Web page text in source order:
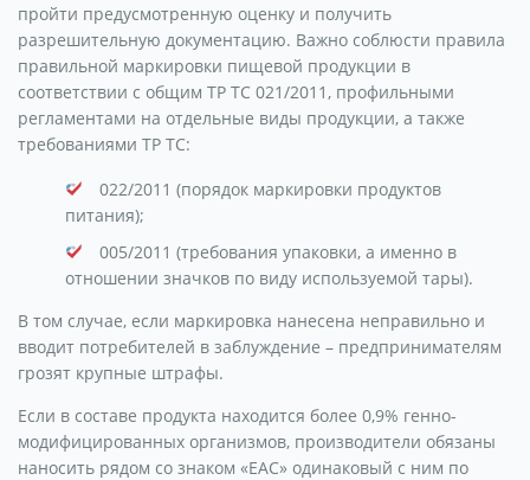
пройти предусмотренную оценку и получить
разрешительную документацию. Важно соблюсти правила
правильной маркировки пищевой продукции в
соответствии с общим ТР ТС 021/2011, профильными
регламентами на отдельные виды продукции, а также
требованиями ТР ТС:
022/2011 (порядок маркировки продуктов
питания);
005/2011 (требования упаковки, а именно в
отношении значков по виду используемой тары).
В том случае, если маркировка нанесена неправильно и
вводит потребителей в заблуждение – предпринимателям
грозят крупные штрафы.
Если в составе продукта находится более 0,9% генно-
модифицированных организмов, производители обязаны
наносить рядом со знаком «ЕАС» одинаковый с ним по